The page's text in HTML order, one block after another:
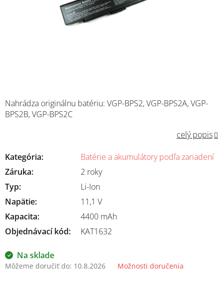
Na sklade
Môžeme doručiť do: 10.8.2026 Možnosti doručenia
Nahrádza originálnu batériu: VGP-BPS2, VGP-BPS2A, VGP-
BPS2B, VGP-BPS2C
celý popis
Kategória:
Batérie a akumulátory podľa zariadení
Záruka:
2 roky
Typ:
Li-Ion
Napätie:
11,1 V
Kapacita:
4400 mAh
Objednávací kód:
KAT1632